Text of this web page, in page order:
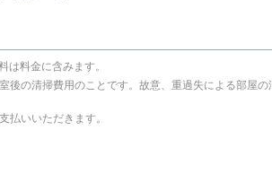
は料⾦に含みます。
後の清掃費用のことです。故意、重過失による部屋
払いいただきます。